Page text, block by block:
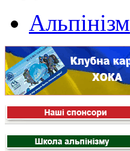
Альпінізм